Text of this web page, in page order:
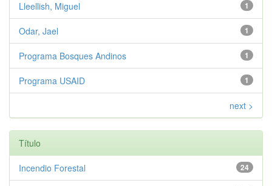
1
Lleellish, Miguel
1
Odar, Jael
1
Programa Bosques Andinos
1
Programa USAID
next >
Título
24
Incendio Forestal